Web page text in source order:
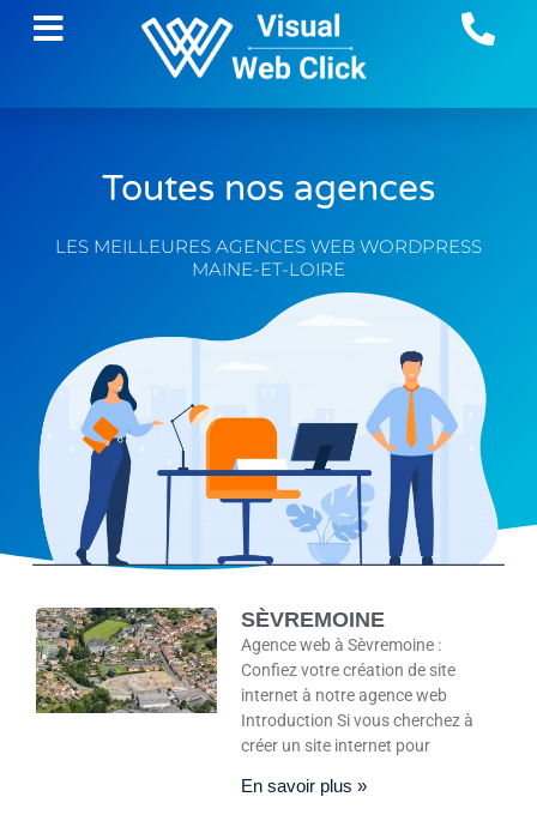
Toutes nos agences
LES MEILLEURES AGENCES WEB WORDPRESS
MAINE-ET-LOIRE
SÈVREMOINE
Agence web à Sèvremoine :
Confiez votre création de site
internet à notre agence web
Introduction Si vous cherchez à
créer un site internet pour
En savoir plus »